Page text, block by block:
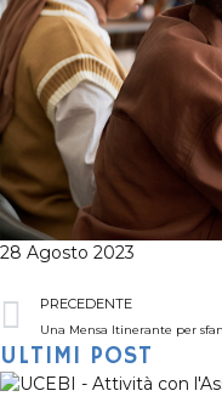
28 Agosto 2023
PRECEDENTE
ULTIMI POST